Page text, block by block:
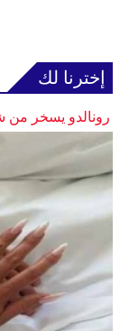
إخترنا لك
رونالدو يسخر من